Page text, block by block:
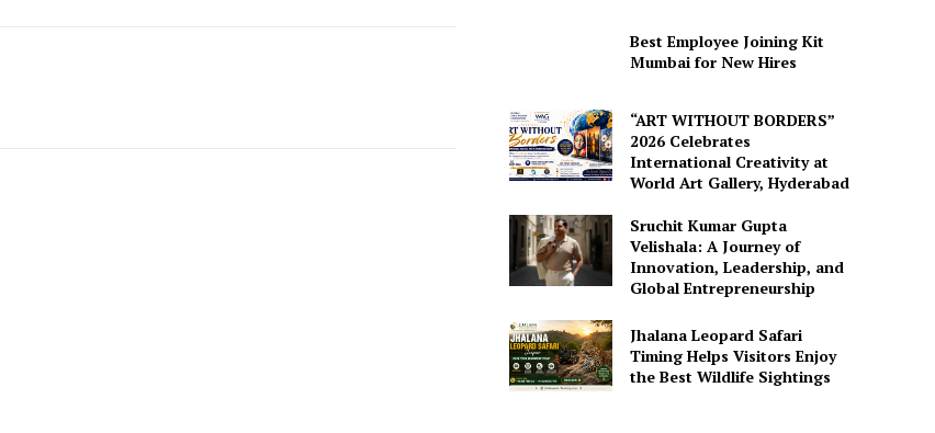
Best Employee Joining Kit
Mumbai for New Hires
“ART WITHOUT BORDERS”
2026 Celebrates
International Creativity at
World Art Gallery, Hyderabad
Sruchit Kumar Gupta
Velishala: A Journey of
Innovation, Leadership, and
Global Entrepreneurship
Jhalana Leopard Safari
Timing Helps Visitors Enjoy
the Best Wildlife Sightings